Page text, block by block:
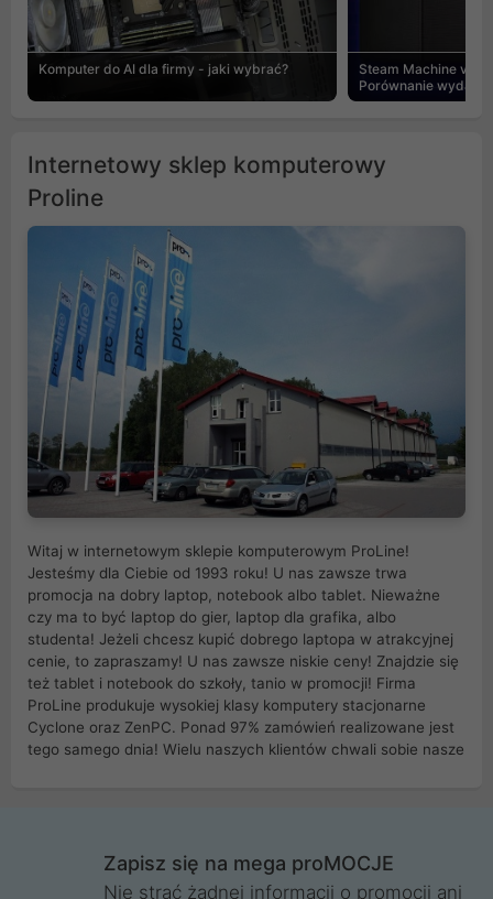
Komputer do AI dla firmy - jaki wybrać?
Steam Machine vs
Porównanie
Internetowy sklep komputerowy
Proline
Witaj w internetowym sklepie komputerowym ProLine!
Jesteśmy dla Ciebie od 1993 roku! U nas zawsze trwa
promocja na dobry laptop, notebook albo tablet. Nieważne
czy ma to być laptop do gier, laptop dla grafika, albo
studenta! Jeżeli chcesz kupić dobrego laptopa w atrakcyjnej
cenie, to zapraszamy! U nas zawsze niskie ceny! Znajdzie się
też tablet i notebook do szkoły, tanio w promocji! Firma
ProLine produkuje wysokiej klasy komputery stacjonarne
Cyclone oraz ZenPC. Ponad 97% zamówień realizowane jest
tego samego dnia! Wielu naszych klientów chwali sobie nasze
Wrocław, Poznań, Legnica, Katowice, Gliwice, Kalisz, Bytom,
Trzebnica, Opole. Szybka i profesjonalna obsługa!
Zapisz się na mega proMOCJE
Nie strać żadnej informacji o promocji ani